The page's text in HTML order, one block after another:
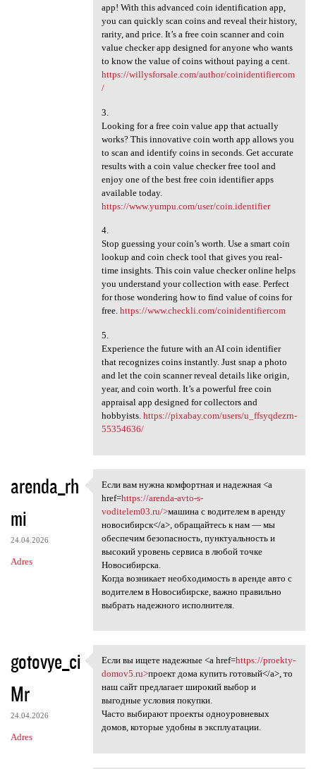
app! With this advanced coin identification app,
you can quickly scan coins and reveal their history,
rarity, and price. It’s a free coin scanner and coin
value checker app designed for anyone who wants
to know the value of coins without paying a cent.
https://willysforsale.com/author/coinidentifiercom
/
3.
Looking for a free coin value app that actually
works? This innovative coin worth app allows you
to scan and identify coins in seconds. Get accurate
results with a coin value checker free tool and
enjoy one of the best free coin identifier apps
available today.
https://www.yumpu.com/user/coin.identifier
4.
Stop guessing your coin’s worth. Use a smart coin
lookup and coin check tool that gives you real-
time insights. This coin value checker online helps
you understand your collection with ease. Perfect
for those wondering how to find value of coins for
free. https://www.checkli.com/coinidentifiercom
5.
Experience the future with an AI coin identifier
that recognizes coins instantly. Just snap a photo
and let the coin scanner reveal details like origin,
year, and coin worth. It’s a powerful free coin
appraisal app designed for collectors and
hobbyists. https://pixabay.com/users/u_ffsyqdezrn-
55354636/
arenda_rh
mi
24.04.2026
Adres
Если вам нужна комфортная и
Если вам нужна комфортная и надежная <a
href=https://arenda-avto-s-
voditelem03.ru/>машина с водителем в аренду
новосибирск</a>, обращайтесь к нам — мы
обеспечим безопасность, пунктуальность и
высокий уровень сервиса в любой точке
Новосибирска.
Когда возникает необходимость в аренде авто с
водителем в Новосибирске, важно правильно
выбрать надежного исполнителя.
gotovye_ci
Mr
24.04.2026
Adres
Если вы ищете надежные <a
Если вы ищете надежные <a href=https://proekty-
domov5.ru>проект дома купить готовый</a>, то
наш сайт предлагает широкий выбор и
выгодные условия покупки.
Часто выбирают проекты одноуровневых
домов, которые удобны в эксплуатации.